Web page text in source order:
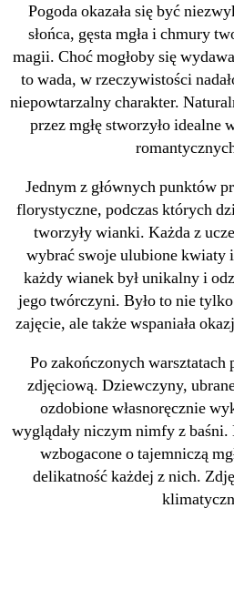
Pogoda okazała się być
słońca, gęsta mgła i chmury
magii. Choć mogłoby się
to wada, w rzeczywistości
niepowtarzalny charakter.
przez mgłę stworzyło idealne
Jednym z głównych punktów
florystyczne, podczas których
tworzyły wianki. Każda z
wybrać swoje ulubione kwiaty
każdy wianek był unikalny i
jego twórczyni. Było to nie
zajęcie, ale także wspaniała
Po zakończonych warsztatach
zdjęciową. Dziewczyny,
ozdobione własnoręcznie
wyglądały niczym nimfy z baśni.
wzbogacone o tajemniczą
delikatność każdej z nich.